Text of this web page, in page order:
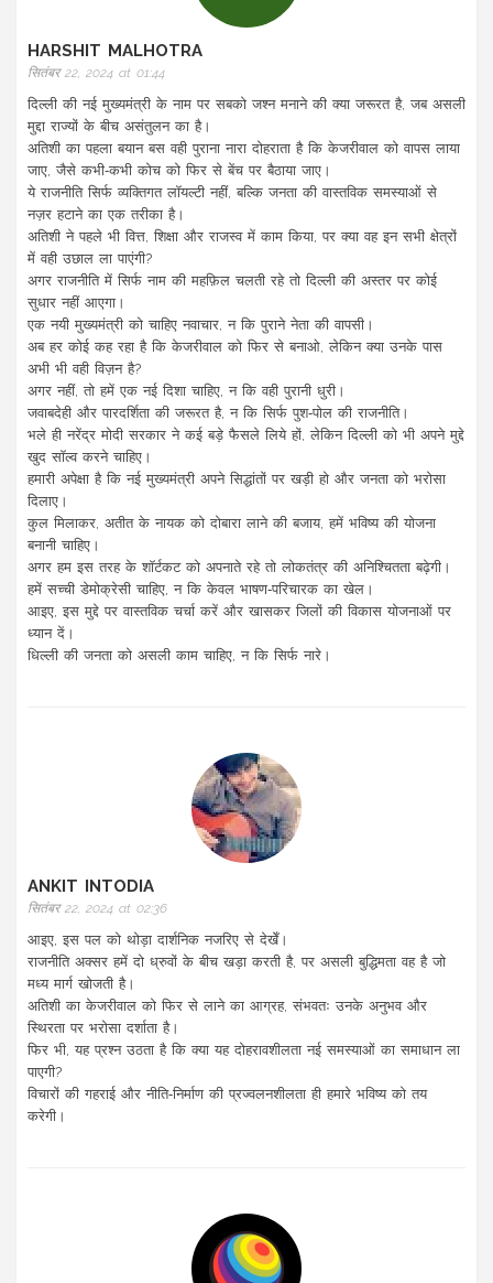
HARSHIT MALHOTRA
सितंबर 22, 2024 at 01:44
दिल्ली की नई मुख्यमंत्री के नाम पर सबको जश्न मनाने की क्या जरूरत है, जब असली
मुद्दा राज्यों के बीच असंतुलन का है।
अतिशी का पहला बयान बस वही पुराना नारा दोहराता है कि केजरीवाल को वापस लाया
जाए, जैसे कभी‑कभी कोच को फिर से बेंच पर बैठाया जाए।
ये राजनीति सिर्फ व्यक्तिगत लॉयल्टी नहीं, बल्कि जनता की वास्तविक समस्याओं से
नज़र हटाने का एक तरीका है।
अतिशी ने पहले भी वित्त, शिक्षा और राजस्व में काम किया, पर क्या वह इन सभी क्षेत्रों
में वही उछाल ला पाएंगी?
अगर राजनीति में सिर्फ नाम की महफ़िल चलती रहे तो दिल्ली की अस्तर पर कोई
सुधार नहीं आएगा।
एक नयी मुख्यमंत्री को चाहिए नवाचार, न कि पुराने नेता की वापसी।
अब हर कोई कह रहा है कि केजरीवाल को फिर से बनाओ, लेकिन क्या उनके पास
अभी भी वही विज़न है?
अगर नहीं, तो हमें एक नई दिशा चाहिए, न कि वही पुरानी धुरी।
जवाबदेही और पारदर्शिता की जरूरत है, न कि सिर्फ पुश‑पोल की राजनीति।
भले ही नरेंद्र मोदी सरकार ने कई बड़े फैसले लिये हों, लेकिन दिल्ली को भी अपने मुद्दे
खुद सॉल्व करने चाहिए।
हमारी अपेक्षा है कि नई मुख्यमंत्री अपने सिद्धांतों पर खड़ी हो और जनता को भरोसा
दिलाए।
कुल मिलाकर, अतीत के नायक को दोबारा लाने की बजाय, हमें भविष्य की योजना
बनानी चाहिए।
अगर हम इस तरह के शॉर्टकट को अपनाते रहे तो लोकतंत्र की अनिश्चितता बढ़ेगी।
हमें सच्ची डेमोक्रेसी चाहिए, न कि केवल भाषण‑परिचारक का खेल।
आइए, इस मुद्दे पर वास्तविक चर्चा करें और खासकर जिलों की विकास योजनाओं पर
ध्यान दें।
धिल्ली की जनता को असली काम चाहिए, न कि सिर्फ नारे।
ANKIT INTODIA
सितंबर 22, 2024 at 02:36
आइए, इस पल को थोड़ा दार्शनिक नजरिए से देखेँ।
राजनीति अक्सर हमें दो ध्रुवों के बीच खड़ा करती है, पर असली बुद्धिमता वह है जो
मध्य मार्ग खोजती है।
अतिशी का केजरीवाल को फिर से लाने का आग्रह, संभवतः उनके अनुभव और
स्थिरता पर भरोसा दर्शाता है।
फिर भी, यह प्रश्न उठता है कि क्या यह दोहरावशीलता नई समस्याओं का समाधान ला
पाएगी?
विचारों की गहराई और नीति‑निर्माण की प्रज्वलनशीलता ही हमारे भविष्य को तय
करेगी।